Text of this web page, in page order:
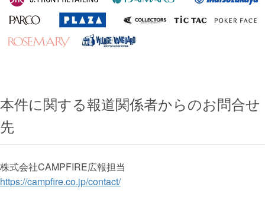
本件に関する報道関係者からのお問合せ
先
株式会社CAMPFIRE広報担当
https://campfire.co.jp/contact/